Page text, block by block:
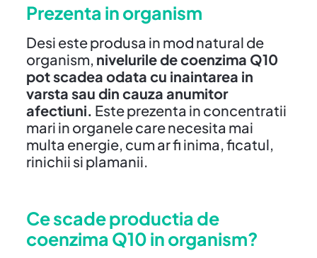
Prezenta in organism
Desi este produsa in mod natural de
organism, nivelurile de coenzima Q10
pot scadea odata cu inaintarea in
varsta sau din cauza anumitor
afectiuni. Este prezenta in concentratii
mari in organele care necesita mai
multa energie, cum ar fi inima, ficatul,
rinichii si plamanii.
Ce scade productia de
coenzima Q10 in organism?